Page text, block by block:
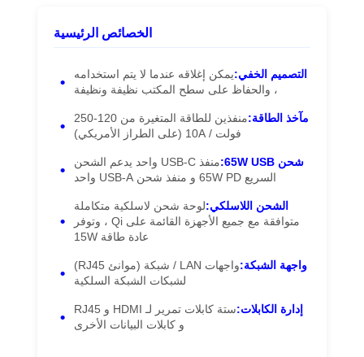
الخصائص الرئيسية
التصميم الخفي:يمكن إغلاقه عندما لا يتم استخدامه
، والحفاظ على سطح المكتب نظيفة ونظيفة
مآخذ الطاقة:
منفذين للطاقة المتغيرة من 120-250
فولت / 10A (على الطراز الأمريكي)
شحن 65W USB:
منفذ USB-C واحد يدعم الشحن
السريع 65W PD و منفذ شحن USB-A واحد
الشحن اللاسلكي:لوحة شحن لاسلكية متكاملة
متوافقة مع جميع الأجهزة القائمة على Qi ، وتوفر
عادة طاقة 15W
واجهة الشبكة:
واجهات LAN / شبكة (موانئ RJ45)
لشبكات الشبكة السلكية
إدارة الكابلات:
ستة كابلات تمرير لـ HDMI و RJ45
و كابلات البيانات الأخرى